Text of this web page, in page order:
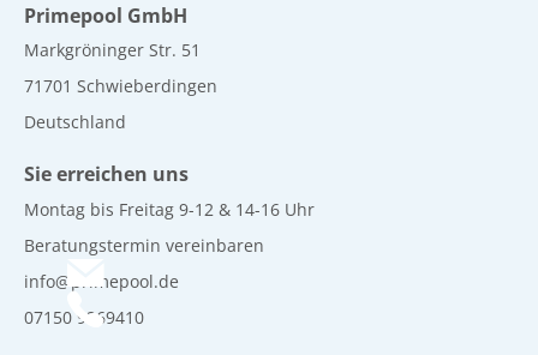
Primepool GmbH
Markgröninger Str. 51
71701 Schwieberdingen
Deutschland
Sie erreichen uns
Montag bis Freitag 9-12 & 14-16 Uhr
Beratungstermin vereinbaren
info@primepool.de
07150 9269410